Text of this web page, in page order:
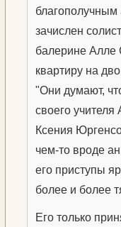
благополучным
зачислен
балерине Алле
квартиру на
"Они думают,
своего
Ксения
чем-то вроде
его приступы
более и более
Его только